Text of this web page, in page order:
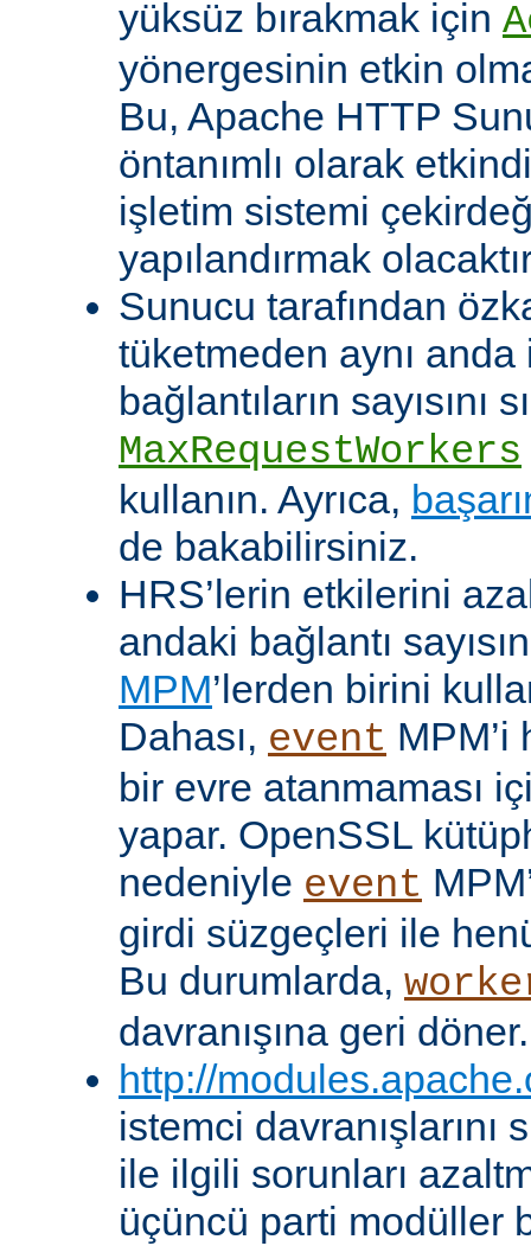
yüksüz bırakmak için
yönergesinin etkin
Bu, Apache HTTP
öntanımlı olarak
işletim sistemi
yapılandırmak
Sunucu tarafından
tüketmeden aynı
bağlantıların sayısını
MaxRequestWorkers
kullanın. Ayrıca,
de bakabilirsiniz.
HRS’lerin etkilerini
andaki bağlantı
MPM’lerden birini
Dahası, event MPM’i
bir evre atanmaması
yapar. OpenSSL
nedeniyle event
girdi süzgeçleri ile
Bu durumlarda,
davranışına geri döner.
http://
istemci davranışlarını
ile ilgili sorunları
üçüncü parti modüller